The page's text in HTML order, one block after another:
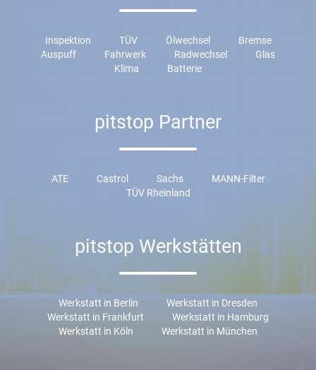
Inspektion TÜV Ölwechsel
Bremse
Auspuff
Fahrwerk Radwechsel
Glas
Klima
Batterie
pitstop Partner
ATE Castrol Sachs
MANN-Filter
TÜV Rheinland
pitstop Werkstätten
Werkstatt in Berlin
Werkstatt in Dresden
Werkstatt in Frankfurt
Werkstatt in Hamburg
Werkstatt in Köln
Werkstatt in München